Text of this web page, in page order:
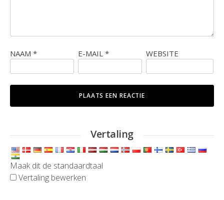
NAAM * E-MAIL * WEBSITE
Vertaling
Maak dit de standaardtaal
Vertaling bewerken